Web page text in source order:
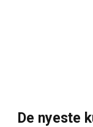
De nyeste